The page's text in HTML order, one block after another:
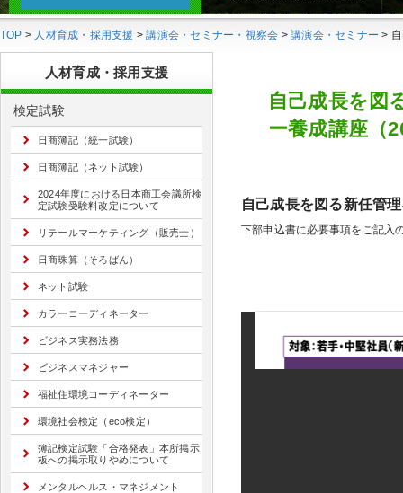
TOP > 人材育成・採用支援 >講演会・セミナー・視察会 >講演会・セミナー >
自己成長を図
ー養成講座（
自己成長を図る新任管
下部申込書に必要事項をご記入
人材育成・採用支援
検定試験
日商簿記（統一試験）
日商簿記（ネット試験）
2024年度における日本商工会議所検
定試験受験料改定について
リテールマーケティング（販売士）
日商珠算（そろばん）
ネット試験
カラーコーディネーター
ビジネス実務法務
ビジネスマネジャー
福祉住環境コーディネーター
環境社会検定（eco検定）
簿記検定試験「合格発表」本所掲示
板への掲示取りやめについて
メンタルヘルス・マネジメント